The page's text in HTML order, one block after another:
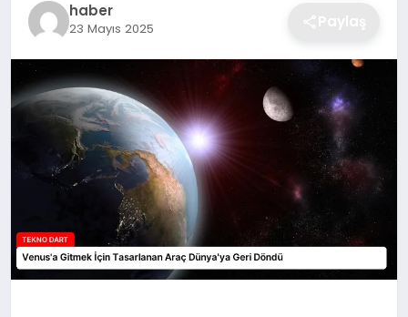
TEKNOLOJI
haber
23 Mayıs 2025